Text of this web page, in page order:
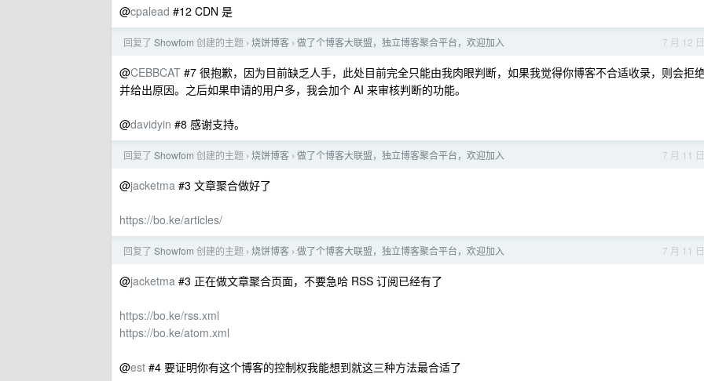
@cpalead #12 CDN 是
7 月 12 日
回复了 Showfom 创建的主题 › 烧饼博客 › 做了个博客大联盟，独立博客聚合平台，欢迎加入
@CEBBCAT #7 很抱歉，因为目前缺乏人手，此处目前完全只能由我肉眼判断，如果我觉得你博客不合适收录，则会拒
并给出原因。之后如果申请的用户多，我会加个 AI 来审核判断的功能。
@davidyin #8 感谢支持。
7 月 11 日
回复了 Showfom 创建的主题 › 烧饼博客 › 做了个博客大联盟，独立博客聚合平台，欢迎加入
@jacketma #3 文章聚合做好了
https://bo.ke/articles/
7 月 11 日
回复了 Showfom 创建的主题 › 烧饼博客 › 做了个博客大联盟，独立博客聚合平台，欢迎加入
@jacketma #3 正在做文章聚合页面，不要急哈 RSS 订阅已经有了
https://bo.ke/rss.xml
https://bo.ke/atom.xml
@est #4 要证明你有这个博客的控制权我能想到就这三种方法最合适了